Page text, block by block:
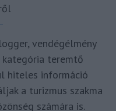
vendégélmény
kategória teremtő
hiteles információ
a turizmus szakma
számára is.